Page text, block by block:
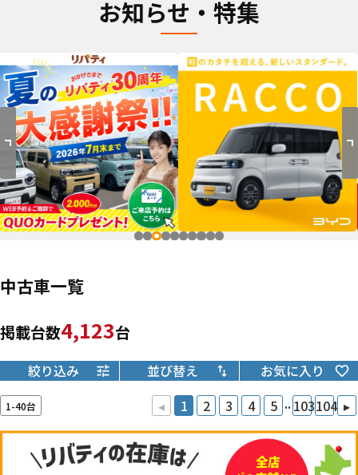
お知らせ・特集
中古車一覧
掲載台数4,123台
絞り込み 並び替え お気に入り
1-40台 ◂ 1 2 3 4 5 .. 103104 ▸